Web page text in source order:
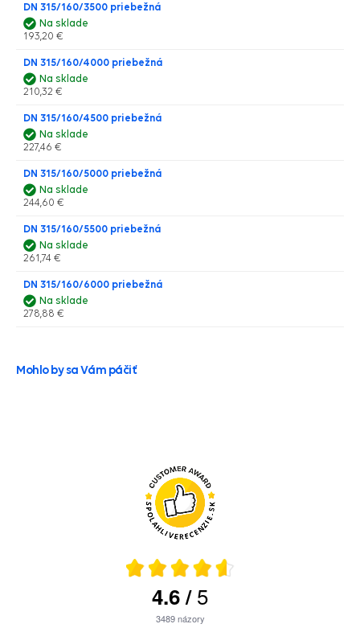
DN 315/160/3500 priebežná
Na sklade
193,20 €
DN 315/160/4000 priebežná
Na sklade
210,32 €
DN 315/160/4500 priebežná
Na sklade
227,46 €
DN 315/160/5000 priebežná
Na sklade
244,60 €
DN 315/160/5500 priebežná
Na sklade
261,74 €
DN 315/160/6000 priebežná
Na sklade
278,88 €
Mohlo by sa Vám páčiť
4.6/5
3489názory